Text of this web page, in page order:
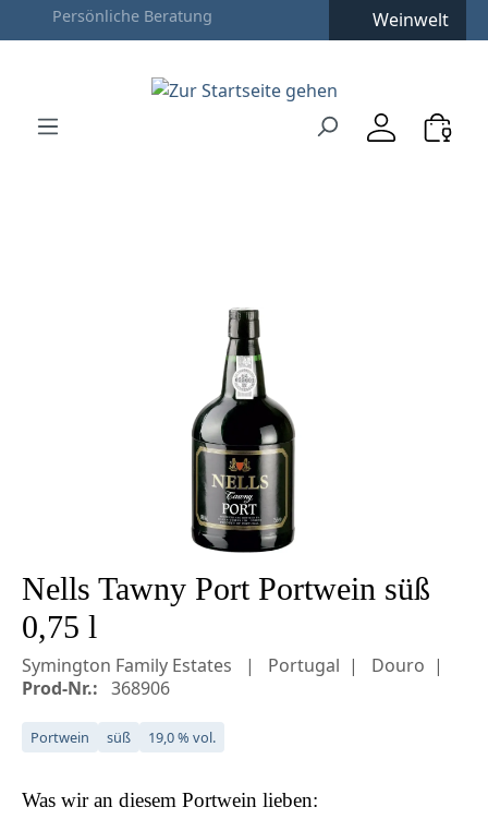
Zum Hauptinhalt springen
Zur Hauptnavigation springen
Weinwelt
Bildergalerie überspringen
Nells Tawny Port Portwein süß
0,75 l
Symington Family Estates Portugal
Douro
Prod-Nr.: 368906
Portwein süß 19,0 % vol.
Was wir an diesem Portwein lieben: